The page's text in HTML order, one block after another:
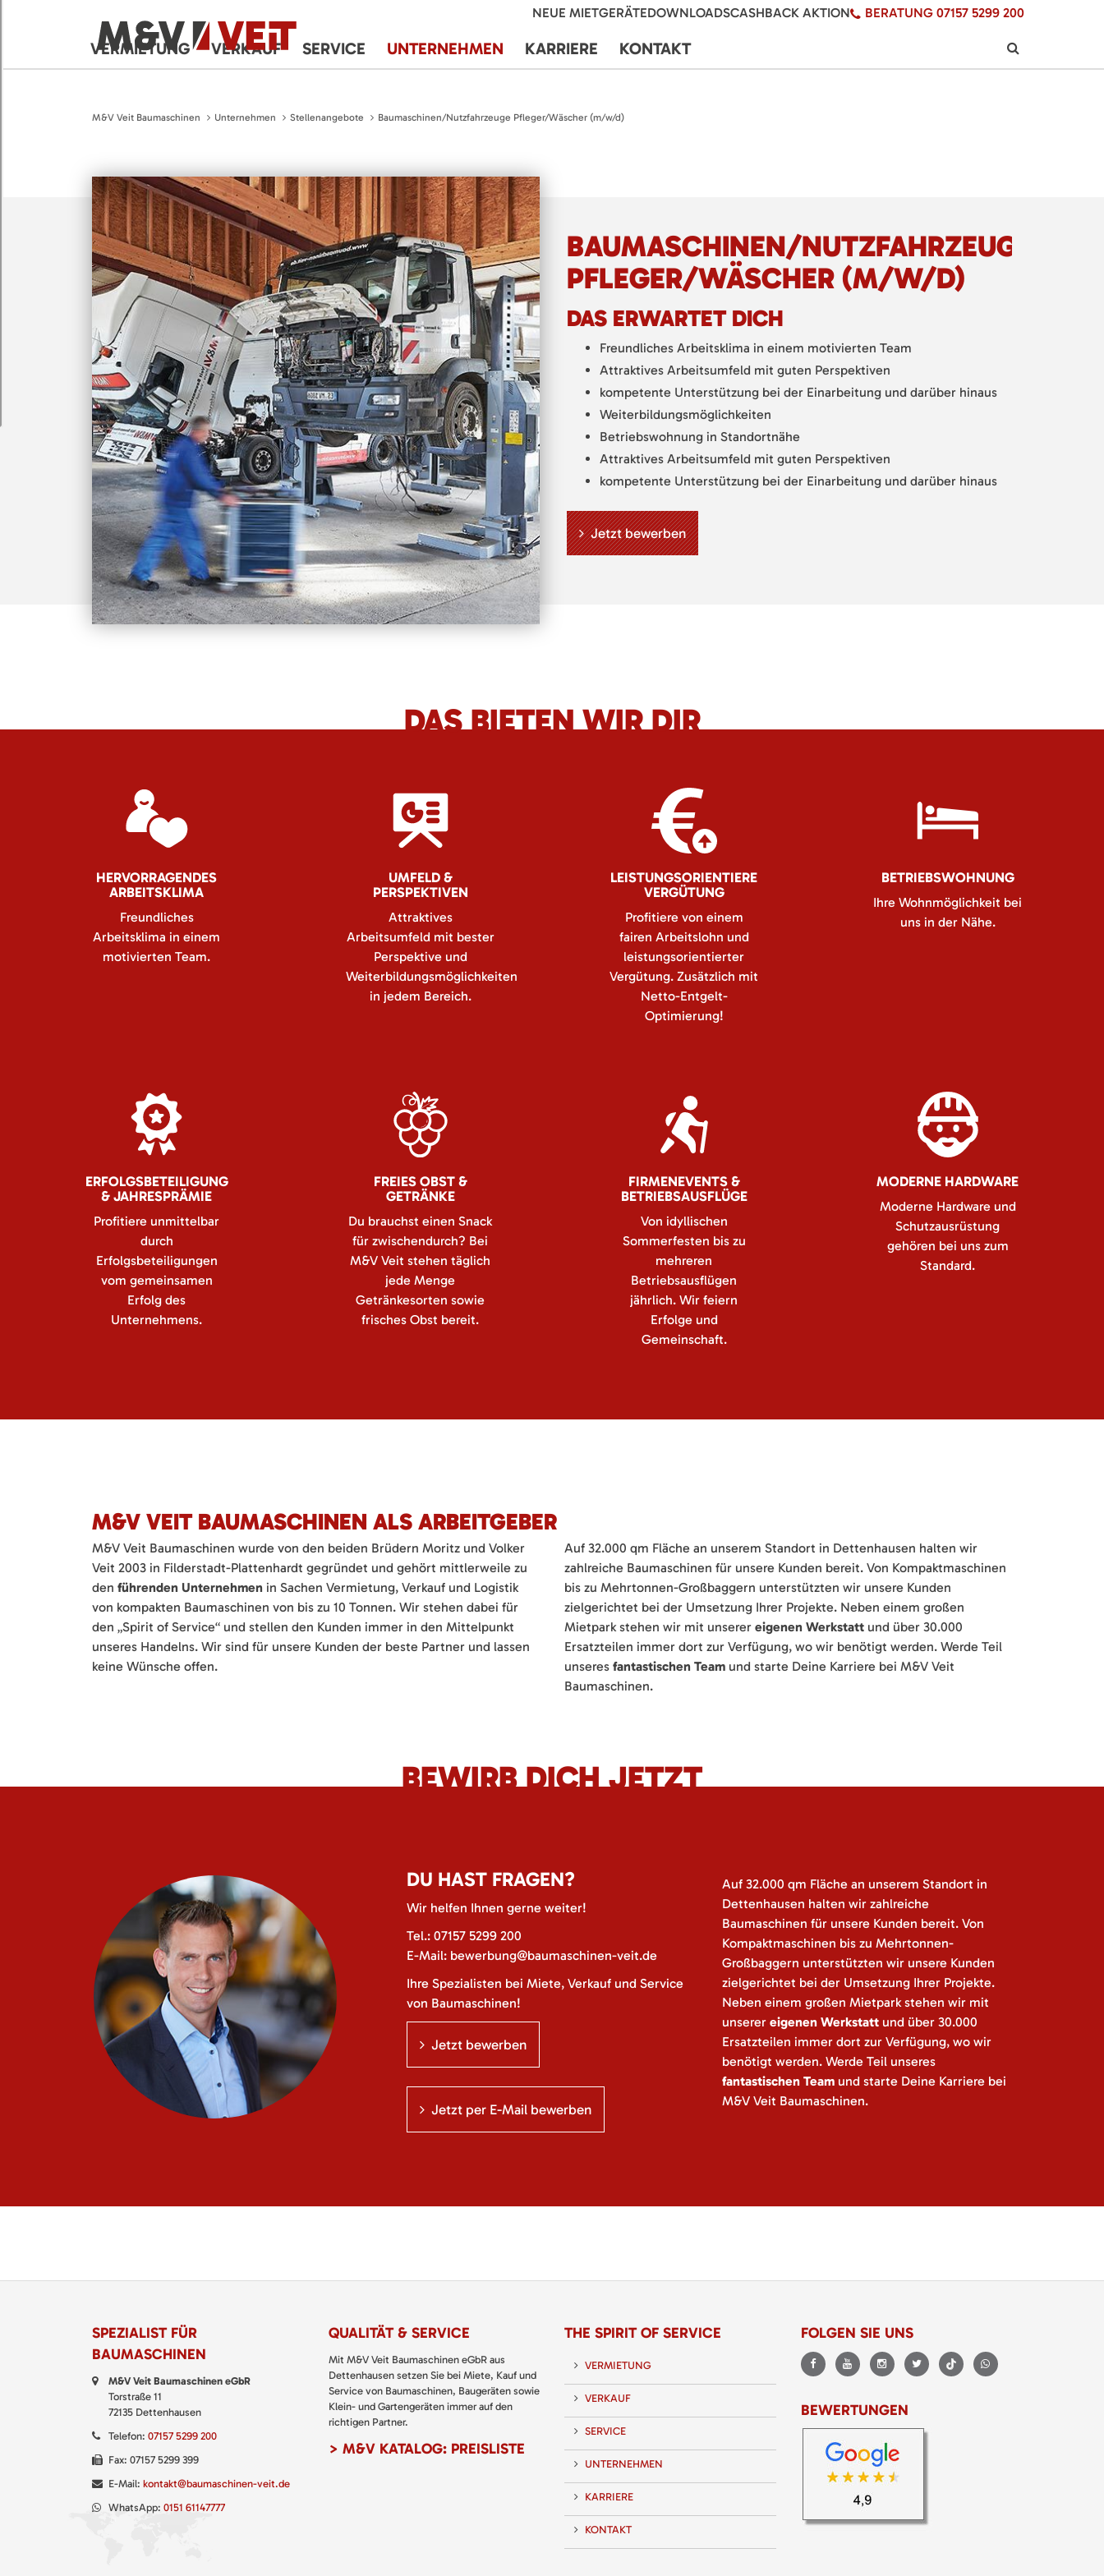
NEUE MIETGERÄTEDOWNLOADSCASHBACK AKTION BERATUNG 07157 5299 200
VERMIETUNG VERKAUF SERVICE UNTERNEHMEN KARRIERE KONTAKT
M&V Veit Baumaschinen Unternehmen Stellenangebote Baumaschinen/Nutzfahrzeuge Pfleger/Wäscher (m/w/d)
BAUMASCHINEN/NUTZFAHRZEUGE
PFLEGER/WÄSCHER (M/W/D)
DAS ERWARTET DICH
Freundliches Arbeitsklima in einem motivierten Team
Attraktives Arbeitsumfeld mit guten Perspektiven
kompetente Unterstützung bei der Einarbeitung und darüber hinaus
Weiterbildungsmöglichkeiten
Betriebswohnung in Standortnähe
Attraktives Arbeitsumfeld mit guten Perspektiven
kompetente Unterstützung bei der Einarbeitung und darüber hinaus
Jetzt bewerben
DAS BIETEN WIR DIR
HERVORRAGENDES
ARBEITSKLIMA
Freundliches
Arbeitsklima in einem
motivierten Team.
UMFELD &
PERSPEKTIVEN
Attraktives
Arbeitsumfeld mit bester
Perspektive und
Weiterbildungsmöglichkeiten
in jedem Bereich.
LEISTUNGSORIENTIERE
VERGÜTUNG
Profitiere von einem
fairen Arbeitslohn und
leistungsorientierter
Vergütung. Zusätzlich mit
Netto-Entgelt-
Optimierung!
BETRIEBSWOHNUNG
Ihre Wohnmöglichkeit bei
uns in der Nähe.
ERFOLGSBETEILIGUNG
& JAHRESPRÄMIE
Profitiere unmittelbar
durch
Erfolgsbeteiligungen
vom gemeinsamen
Erfolg des
Unternehmens.
FREIES OBST &
GETRÄNKE
Du brauchst einen Snack
für zwischendurch? Bei
M&V Veit stehen täglich
jede Menge
Getränkesorten sowie
frisches Obst bereit.
FIRMENEVENTS &
BETRIEBSAUSFLÜGE
Von idyllischen
Sommerfesten bis zu
mehreren
Betriebsausflügen
jährlich. Wir feiern
Erfolge und
Gemeinschaft.
MODERNE HARDWARE
Moderne Hardware und
Schutzausrüstung
gehören bei uns zum
Standard.
M&V VEIT BAUMASCHINEN ALS ARBEITGEBER
M&V Veit Baumaschinen wurde von den beiden Brüdern Moritz und Volker
Veit 2003 in Filderstadt-Plattenhardt gegründet und gehört mittlerweile zu
den führenden Unternehmen in Sachen Vermietung, Verkauf und Logistik
von kompakten Baumaschinen von bis zu 10 Tonnen. Wir stehen dabei für
den „Spirit of Service“ und stellen den Kunden immer in den Mittelpunkt
unseres Handelns. Wir sind für unsere Kunden der beste Partner und lassen
keine Wünsche offen.
Auf 32.000 qm Fläche an unserem Standort in Dettenhausen halten wir
zahlreiche Baumaschinen für unsere Kunden bereit. Von Kompaktmaschinen
bis zu Mehrtonnen-Großbaggern unterstützten wir unsere Kunden
zielgerichtet bei der Umsetzung Ihrer Projekte. Neben einem großen
Mietpark stehen wir mit unserer eigenen Werkstatt und über 30.000
Ersatzteilen immer dort zur Verfügung, wo wir benötigt werden. Werde Teil
unseres fantastischen Team und starte Deine Karriere bei M&V Veit
Baumaschinen.
BEWIRB DICH JETZT
DU HAST FRAGEN?
Wir helfen Ihnen gerne weiter!
Tel.:07157 5299 200
E-Mail: bewerbung@baumaschinen-veit.de
Ihre Spezialisten bei Miete, Verkauf und Service
von Baumaschinen!
Jetzt bewerben
Jetzt per E-Mail bewerben
Auf 32.000 qm Fläche an unserem Standort in
Dettenhausen halten wir zahlreiche
Baumaschinen für unsere Kunden bereit. Von
Kompaktmaschinen bis zu Mehrtonnen-
Großbaggern unterstützten wir unsere Kunden
zielgerichtet bei der Umsetzung Ihrer Projekte.
Neben einem großen Mietpark stehen wir mit
unserer eigenen Werkstattund über 30.000
Ersatzteilen immer dort zur Verfügung, wo wir
benötigt werden. Werde Teil unseres
fantastischen Teamund starte Deine Karriere bei
M&V Veit Baumaschinen.
SPEZIALIST FÜR
BAUMASCHINEN
M&V Veit Baumaschinen eGbR
Torstraße 11
72135 Dettenhausen
Telefon: 07157 5299 200
Fax: 07157 5299 399
E-Mail: kontakt@baumaschinen-veit.de
WhatsApp: 0151 61147777
QUALITÄT & SERVICE
Mit M&V Veit Baumaschinen eGbR aus
Dettenhausen setzen Sie bei Miete, Kauf und
Service von Baumaschinen, Baugeräten sowie
Klein- und Gartengeräten immer auf den
richtigen Partner.
> M&V KATALOG: PREISLISTE
THE SPIRIT OF SERVICE
VERMIETUNG
VERKAUF
SERVICE
UNTERNEHMEN
KARRIERE
KONTAKT
FOLGEN SIE UNS
BEWERTUNGEN